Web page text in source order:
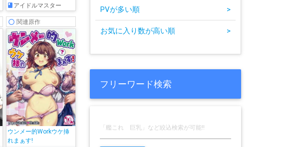
アイドルマスター
関連原作
ウンメー的Workウケ挿
れまぁす!
PVが多い順 >
お気に入り数が高い順 >
フリーワード検索